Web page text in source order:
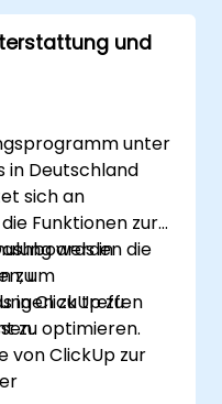
und
unter
in Deutschland
sich an
Funktionen zur
in
um
zu treffen
zu optimieren.
werden die
zu:
in ClickUp zu
von ClickUp zur